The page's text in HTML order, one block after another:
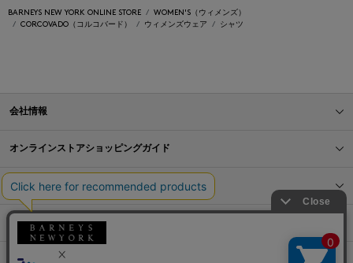
BARNEYS NEW YORK ONLINE STORE
WOMEN'S（ウィメンズ）
CORCOVADO（コルコバード）
ウィメンズウェア シャツ
会社情報
オンラインストアショッピングガイド
店舗情報
サービス